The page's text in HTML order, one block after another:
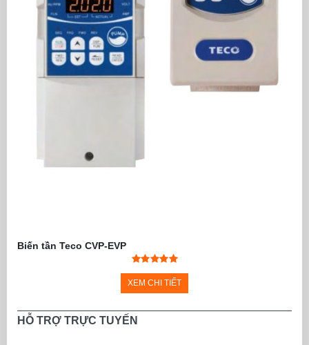
Biến tần Teco CVP-EVP
XEM CHI TIẾT
HỖ TRỢ TRỰC TUYẾN